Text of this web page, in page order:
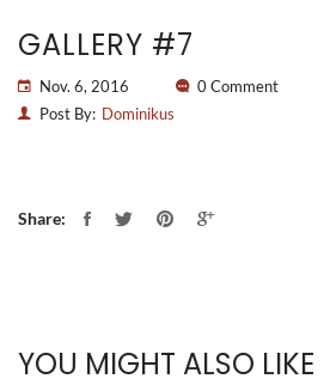
GALLERY #7
Nov. 6, 2016
0 Comment
Post By: Dominikus
Share:
YOU MIGHT ALSO LIKE